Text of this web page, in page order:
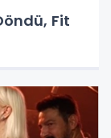
Fit